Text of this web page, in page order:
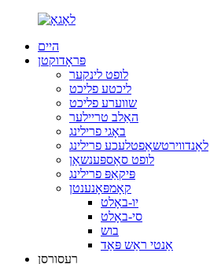
היים
פּראָדוקטן
לופט לינקער
ליכטע פליכט
שווערע פליכט
האַלב טריילער
באָגי פרילינג
לאַנדווירטשאַפטלעכע פרילינג
לופט סאַספּענשאַן
פּיקאַפּ פרילינג
קאָמפּאָנענטן
יו-באָלט
סי-באָלט
בוש
אַנטי ראַש פּאַד
רעסורסן